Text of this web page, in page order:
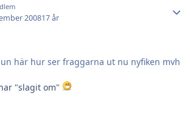
200817 år
här hur ser fraggarna ut nu nyfiken mvh
"slagit om"